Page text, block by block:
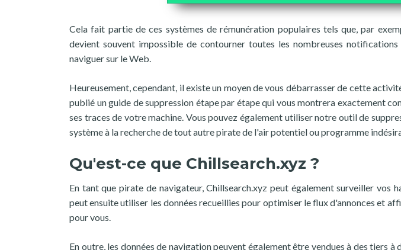
Cela fait partie de ces systèmes de rémunération populaires tels que, par
devient souvent impossible de contourner toutes les nombreuses
naviguer sur le Web.
Heureusement, cependant, il existe un moyen de vous débarrasser de cette
publié un guide de suppression étape par étape qui vous montrera exactement
ses traces de votre machine. Vous pouvez également utiliser notre outil de
système à la recherche de tout autre pirate de l'air potentiel ou programme
Qu'est-ce que Chillsearch.xyz ?
En tant que pirate de navigateur, Chillsearch.xyz peut également surveiller vos
peut ensuite utiliser les données recueillies pour optimiser le flux d'annonces et
pour vous.
En outre, les données de navigation peuvent également être vendues à des tiers